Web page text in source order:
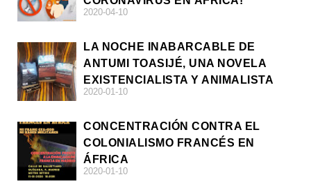
2020-04-10
LA NOCHE INABARCABLE DE
ANTUMI TOASIJÉ, UNA NOVELA
EXISTENCIALISTA Y ANIMALISTA
2020-01-10
CONCENTRACIÓN CONTRA EL
COLONIALISMO FRANCÉS EN
ÁFRICA
2020-01-10